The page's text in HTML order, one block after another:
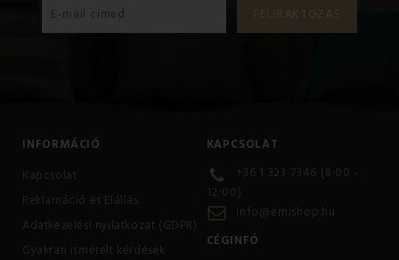
INFORMÁCIÓ
Kapcsolat
Reklamáció és Elállás
Adatkezelési nyilatkozat (GDPR)
Gyakran ismételt kérdések
KAPCSOLAT
+36 1 323 7346 (8:00 -
12:00)
info@emishop.hu
CÉGINFÓ